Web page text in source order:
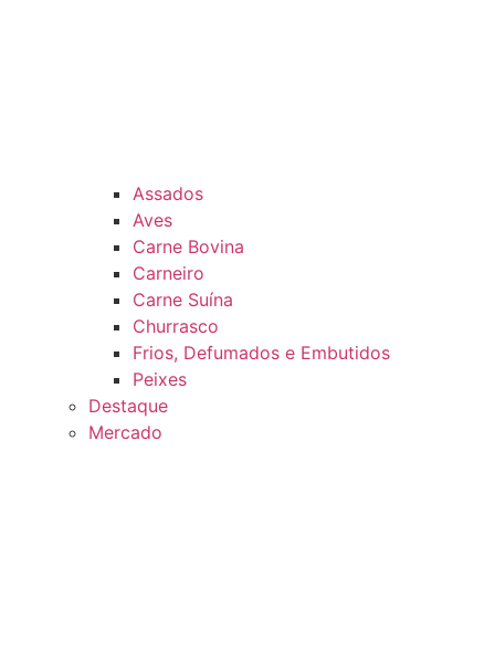
Assados
Aves
Carne Bovina
Carneiro
Carne Suína
Churrasco
Frios, Defumados e Embutidos
Peixes
Destaque
Mercado